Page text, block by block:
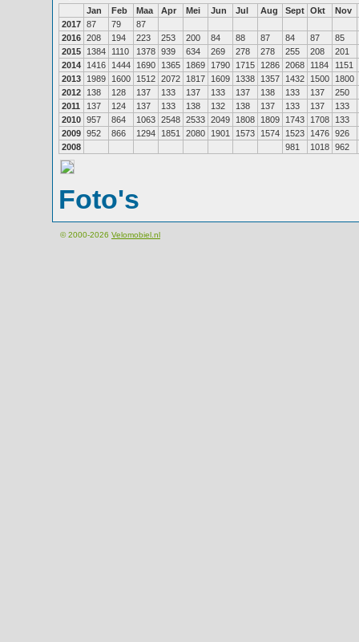
Jan Feb Maa Apr Mei Jun Jul Aug Sept Okt
Nov
2017 87 79
87
2016 208 194 223 253 200 84 88 87 84 87
85
2015
1384 1110 1378 939 634 269 278 278 255 208
201
2014
1416 1444 1690 1365 1869 1790 1715 1286 2068 1184
1151
2013
1989 1600 1512 2072 1817 1609 1338 1357 1432 1500
1800
2012
138 128 137 133 137 133 137 138 133 137
250
2011
137 124 137 133 138 132 138 137 133 137
133
2010 957 864 1063 2548 2533 2049 1808 1809 1743 1708
133
2009 952 866 1294 1851 2080 1901 1573 1574 1523 1476 926
2008
981 1018 962
Foto's
© 2000-2026 Velomobiel.nl